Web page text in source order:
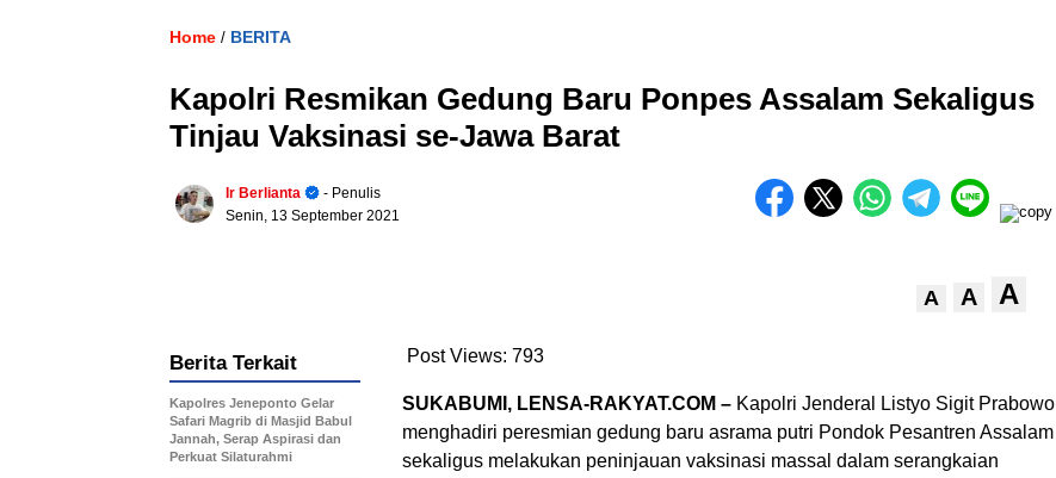
Home / BERITA
Kapolri Resmikan Gedung Baru Ponpes Assalam Sekaligus
Tinjau Vaksinasi se-Jawa Barat
Ir Berlianta
- Penulis
Senin, 13 September 2021
A A A
Post Views: 793
SUKABUMI, LENSA-RAKYAT.COM – Kapolri Jenderal Listyo Sigit Prabowo
menghadiri peresmian gedung baru asrama putri Pondok Pesantren Assalam
sekaligus melakukan peninjauan vaksinasi massal dalam serangkaian
Berita Terkait
Kapolres Jeneponto Gelar
Safari Magrib di Masjid Babul
Jannah, Serap Aspirasi dan
Perkuat Silaturahmi